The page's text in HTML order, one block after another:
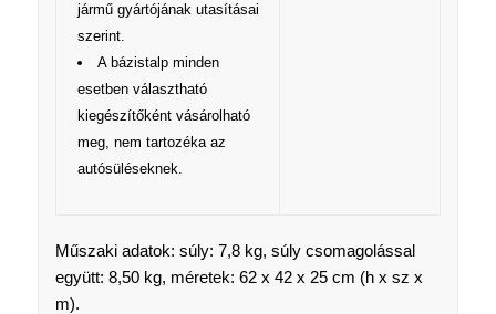
jármű gyártójának utasításai
szerint.
A bázistalp minden
esetben választható
kiegészítőként vásárolható
meg, nem tartozéka az
autósüléseknek.
Műszaki adatok: súly: 7,8 kg, súly csomagolással
együtt: 8,50 kg, méretek: 62 x 42 x 25 cm (h x sz x
m).